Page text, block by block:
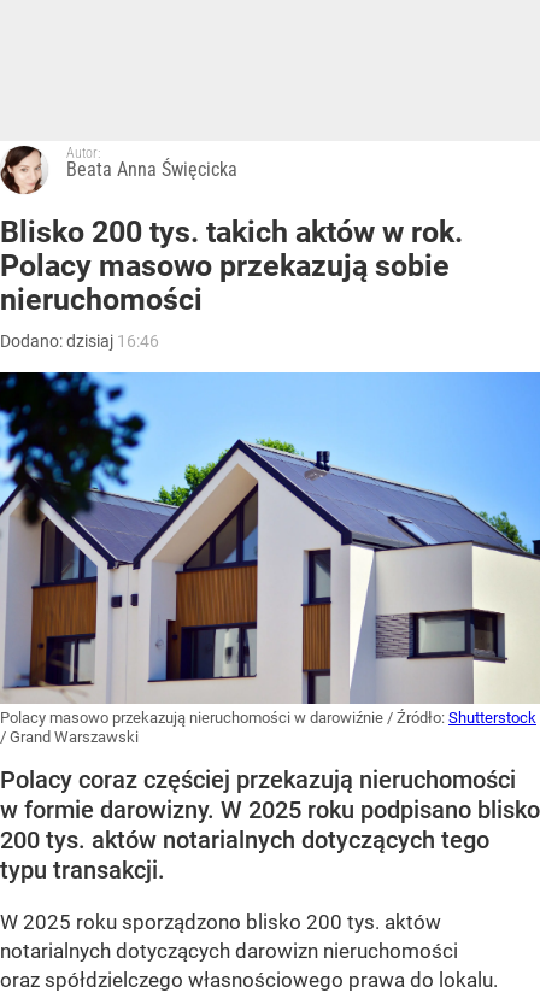
Autor:
Beata Anna Święcicka
Blisko 200 tys. takich aktów w rok.
Polacy masowo przekazują sobie
nieruchomości
Dodano:dzisiaj 16:46
Polacy masowo przekazują nieruchomości w darowiźnie / Źródło: Shutterstock
/ Grand Warszawski
Polacy coraz częściej przekazują nieruchomości
w formie darowizny. W 2025 roku podpisano blisko
200 tys. aktów notarialnych dotyczących tego
typu transakcji.
W 2025 roku sporządzono blisko 200 tys. aktów
notarialnych dotyczących darowizn nieruchomości
oraz spółdzielczego własnościowego prawa do lokalu.